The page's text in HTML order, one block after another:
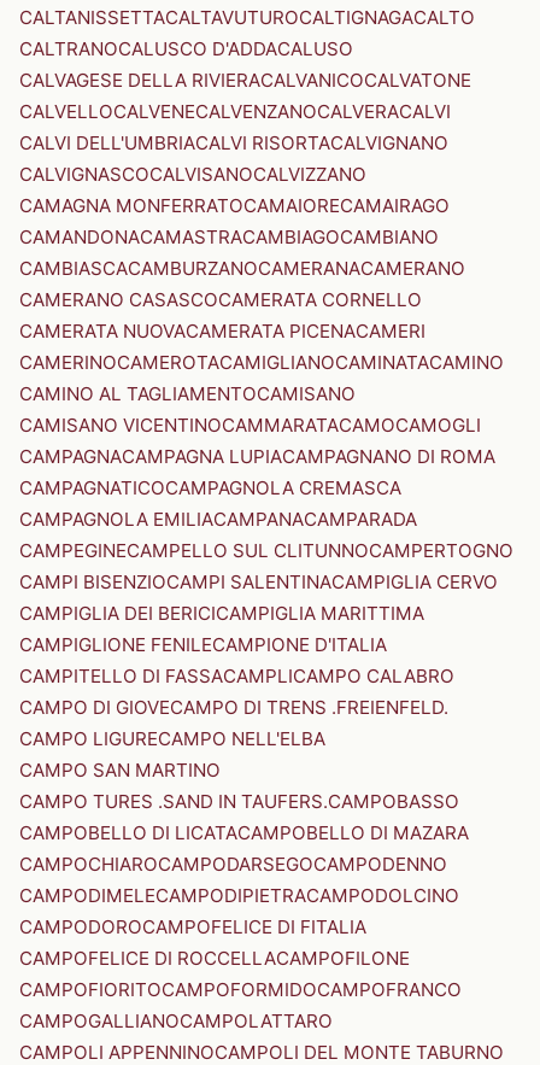
CALTANISSETTACALTAVUTUROCALTIGNAGACALTO
CALTRANOCALUSCO D'ADDACALUSO
CALVAGESE DELLA RIVIERACALVANICOCALVATONE
CALVELLOCALVENECALVENZANOCALVERACALVI
CALVI DELL'UMBRIACALVI RISORTACALVIGNANO
CALVIGNASCOCALVISANOCALVIZZANO
CAMAGNA MONFERRATOCAMAIORECAMAIRAGO
CAMANDONACAMASTRACAMBIAGOCAMBIANO
CAMBIASCACAMBURZANOCAMERANACAMERANO
CAMERANO CASASCOCAMERATA CORNELLO
CAMERATA NUOVACAMERATA PICENACAMERI
CAMERINOCAMEROTACAMIGLIANOCAMINATACAMINO
CAMINO AL TAGLIAMENTOCAMISANO
CAMISANO VICENTINOCAMMARATACAMOCAMOGLI
CAMPAGNACAMPAGNA LUPIACAMPAGNANO DI ROMA
CAMPAGNATICOCAMPAGNOLA CREMASCA
CAMPAGNOLA EMILIACAMPANACAMPARADA
CAMPEGINECAMPELLO SUL CLITUNNOCAMPERTOGNO
CAMPI BISENZIOCAMPI SALENTINACAMPIGLIA CERVO
CAMPIGLIA DEI BERICICAMPIGLIA MARITTIMA
CAMPIGLIONE FENILECAMPIONE D'ITALIA
CAMPITELLO DI FASSACAMPLICAMPO CALABRO
CAMPO DI GIOVECAMPO DI TRENS .FREIENFELD.
CAMPO LIGURECAMPO NELL'ELBA
CAMPO SAN MARTINO
CAMPO TURES .SAND IN TAUFERS.CAMPOBASSO
CAMPOBELLO DI LICATACAMPOBELLO DI MAZARA
CAMPOCHIAROCAMPODARSEGOCAMPODENNO
CAMPODIMELECAMPODIPIETRACAMPODOLCINO
CAMPODOROCAMPOFELICE DI FITALIA
CAMPOFELICE DI ROCCELLACAMPOFILONE
CAMPOFIORITOCAMPOFORMIDOCAMPOFRANCO
CAMPOGALLIANOCAMPOLATTARO
CAMPOLI APPENNINOCAMPOLI DEL MONTE TABURNO